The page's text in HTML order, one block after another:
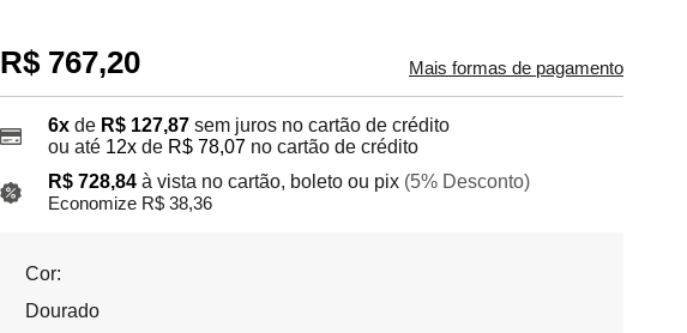
R$ 767,20 Mais formas de pagamento
6x de R$ 127,87 sem juros no cartão de crédito
ou até 12x de R$ 78,07 no cartão de crédito
R$ 728,84à vista no cartão, boleto ou pix (5% Desconto)
Economize R$ 38,36
Cor:
Dourado